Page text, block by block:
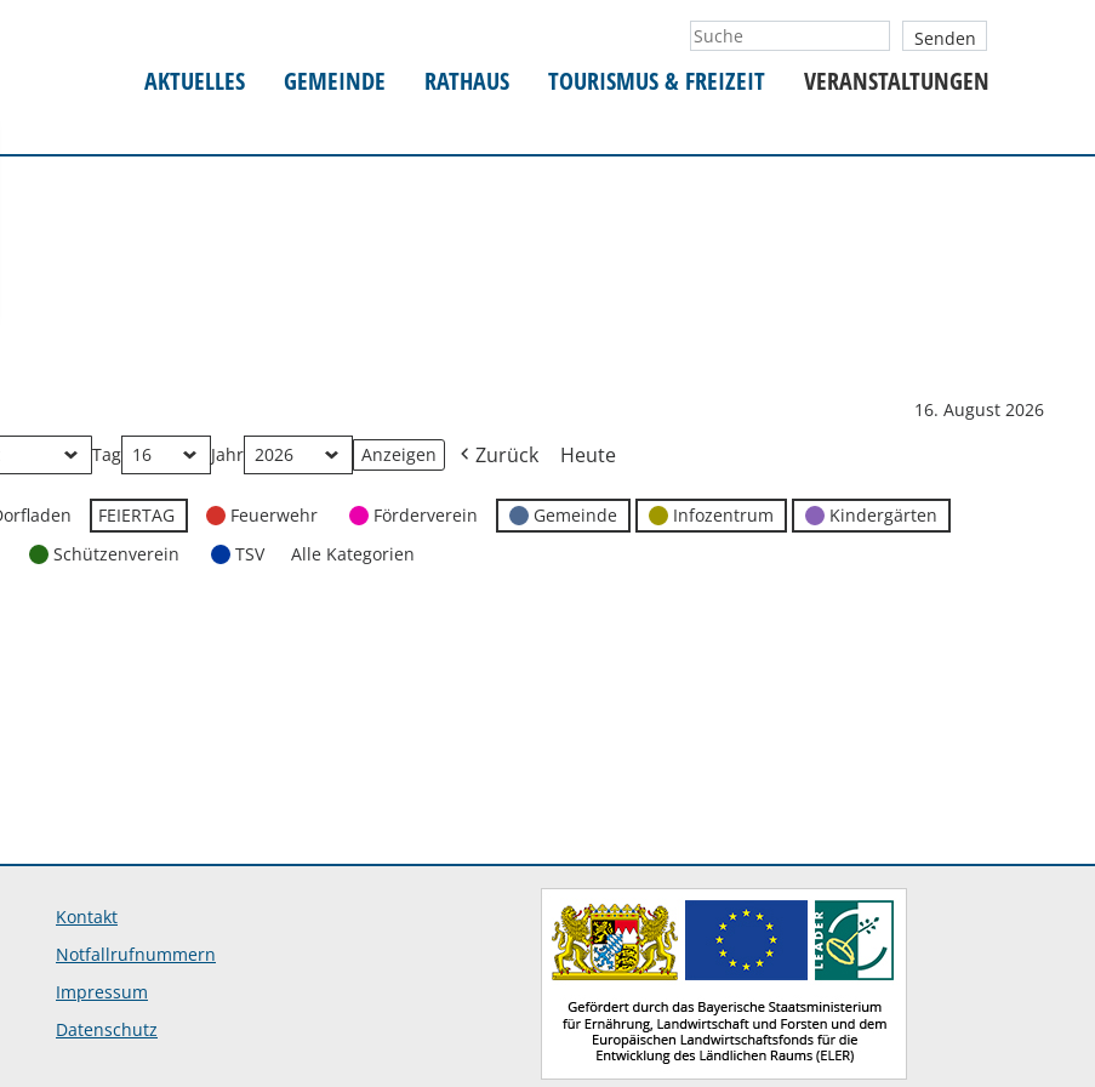
AKTUELLES GEMEINDE RATHAUS TOURISMUS & FREIZEIT VERANSTALTUNGEN
16. August 2026
Tag Jahr Zurück Heute
FEIERTAG Feuerwehr Förderverein Gemeinde Infozentrum
Kindergärten
Schützenverein TSV
Alle Kategorien
Kontakt
Notfallrufnummern
Impressum
Datenschutz